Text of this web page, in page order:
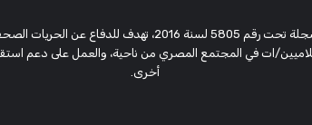
مؤسسة بحثية وحقوقية مستقلة، مسجلة تحت رقم 5805 لسنة
ات في المجتمع المصري من ناحية، والعمل على دعم
أخرى.